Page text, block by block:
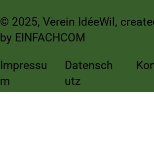
© 2025, Verein IdéeWil,
by EINFACHCOM
Impressu
m
Datensch
utz